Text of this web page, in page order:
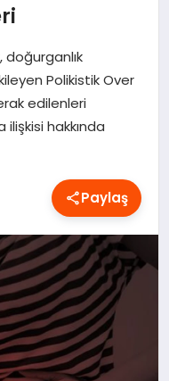
Polikistik Over
edilenleri
ilişkisi hakkında
Paylaş